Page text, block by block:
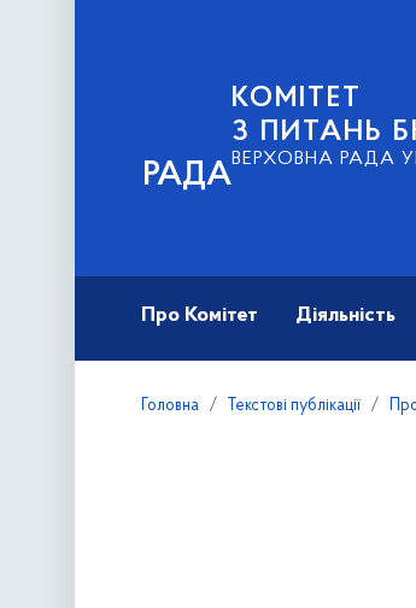
РАДА
КОМІТЕТ
З ПИТАНЬ
ВЕРХОВНА РАДА
Про Комітет Діяльність
Головна Текстові публікації